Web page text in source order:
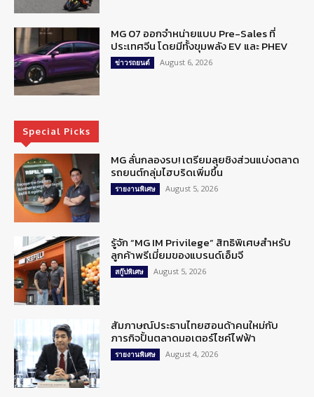
MG 07 ออกจำหน่ายแบบ Pre-Sales ที่
ประเทศจีน โดยมีทั้งขุมพลัง EV และ PHEV
ข่าวรถยนต์ August 6, 2026
Special Picks
MG ลั่นกลองรบ! เตรียมลุยชิงส่วนแบ่งตลาด
รถยนต์กลุ่มไฮบริดเพิ่มขึ้น
รายงานพิเศษ August 5, 2026
รู้จัก “MG IM Privilege” สิทธิพิเศษสำหรับ
ลูกค้าพรีเมี่ยมของแบรนด์เอ็มจี
สกู๊ปพิเศษ August 5, 2026
สัมภาษณ์ประธานไทยฮอนด้าคนใหม่กับ
ภารกิจปั้นตลาดมอเตอร์ไซค์ไฟฟ้า
รายงานพิเศษ August 4, 2026